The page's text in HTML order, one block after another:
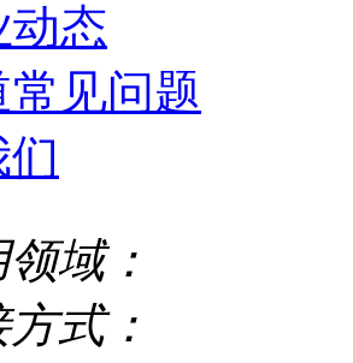
动态
常见问题
域：
式：